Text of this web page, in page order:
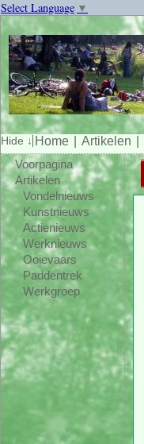
Select Language ▼
Home Artikelen
Voorpagina
Artikelen
Vondelnieuws
Kunstnieuws
Actienieuws
Werknieuws
Ooievaars
Paddentrek
Werkgroep